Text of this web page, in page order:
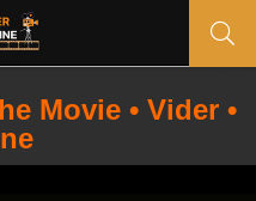
Movie • Vider •